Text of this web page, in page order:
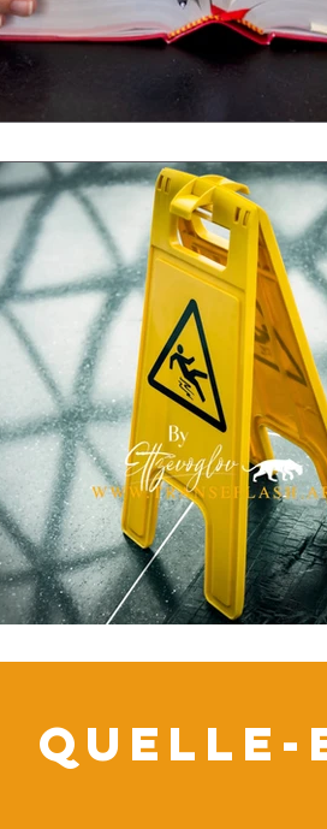
QUELLE-